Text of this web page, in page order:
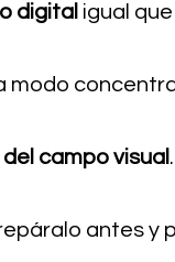
digital igual
campo visual
antes y